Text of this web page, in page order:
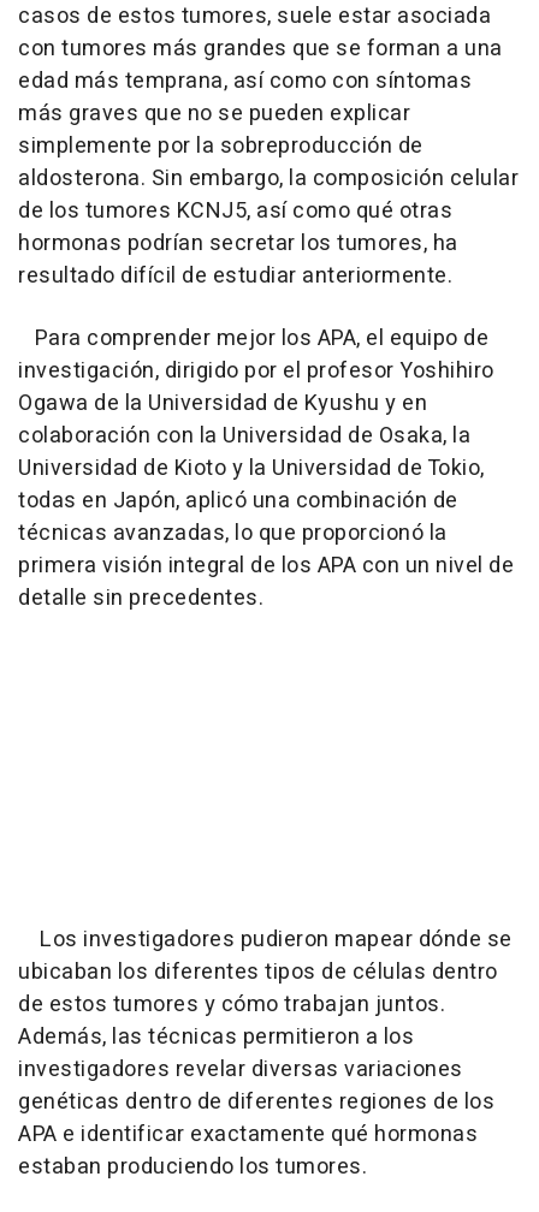
casos de estos tumores, suele estar asociada
con tumores más grandes que se forman a una
edad más temprana, así como con síntomas
más graves que no se pueden explicar
simplemente por la sobreproducción de
aldosterona. Sin embargo, la composición celular
de los tumores KCNJ5, así como qué otras
hormonas podrían secretar los tumores, ha
resultado difícil de estudiar anteriormente.
Para comprender mejor los APA, el equipo de
investigación, dirigido por el profesor Yoshihiro
Ogawa de la Universidad de Kyushu y en
colaboración con la Universidad de Osaka, la
Universidad de Kioto y la Universidad de Tokio,
todas en Japón, aplicó una combinación de
técnicas avanzadas, lo que proporcionó la
primera visión integral de los APA con un nivel de
detalle sin precedentes.
Los investigadores pudieron mapear dónde se
ubicaban los diferentes tipos de células dentro
de estos tumores y cómo trabajan juntos.
Además, las técnicas permitieron a los
investigadores revelar diversas variaciones
genéticas dentro de diferentes regiones de los
APA e identificar exactamente qué hormonas
estaban produciendo los tumores.